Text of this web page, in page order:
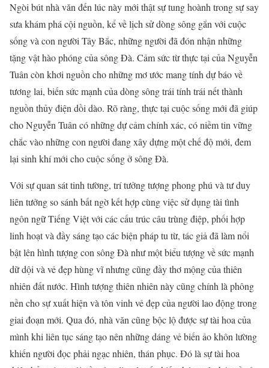
Ngòi bút nhà văn đến lúc này mới thật sự tung hoành trong sự say
sưa khám phá cội nguồn, kể về lịch sử dòng sông gắn với cuộc
sống và con người Tây Bắc, những người đã đón nhận những
tặng vật hào phóng của sông Đà. Cảm sức từ thực tại của Nguyễn
Tuân còn khơi nguồn cho những mơ ước mang tính dự báo về
tương lai, biến sức mạnh của dòng sông trái tính trái nết thành
nguồn thủy điện dồi dào. Rõ ràng, thực tại cuộc sống mới đã giúp
cho Nguyễn Tuân có những dự cảm chính xác, có niềm tin vững
chắc vào những con người đang xây dựng một chế độ mới, đem
lại sinh khí mới cho cuộc sống ở sông Đà.
Với sự quan sát tinh tường, trí tưởng tượng phong phú và tư duy
liên tưởng so sánh bất ngờ kết hợp cùng việc sử dụng tài tình
ngôn ngữ Tiếng Việt với các cấu trúc câu trùng điệp, phối hợp
linh hoạt và đầy sáng tạo các biện pháp tu từ, tác giả đã làm nổi
bật lên hình tượng con sông Đà như một biểu tượng về sức mạnh
dữ dội và vẻ đẹp hùng vĩ nhưng cũng đầy thơ mộng của thiên
nhiên đất nước. Hình tượng thiên nhiên này cũng chính là phông
nền cho sự xuất hiện và tôn vinh vẻ đẹp của người lao động trong
giai đoạn mới. Qua đó, nhà văn cũng bộc lộ được sự tài hoa của
mình khi liên tục sáng tạo nên những dáng vẻ biến ảo khôn lường
khiến người đọc phải ngạc nhiên, thán phục. Đó là sự tài hoa